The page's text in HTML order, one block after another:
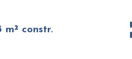
m² constr.